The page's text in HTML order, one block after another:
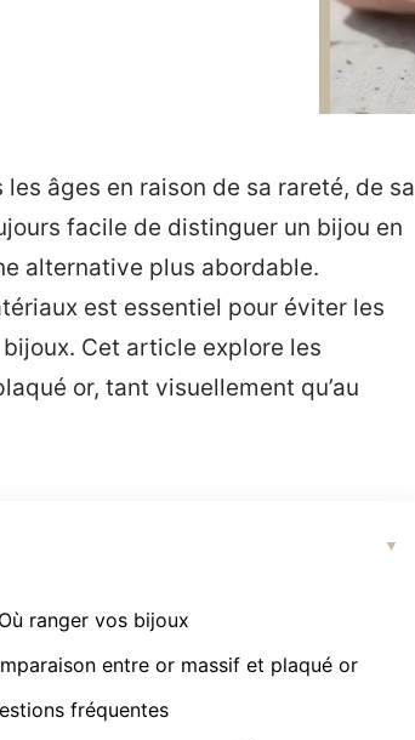
âges en raison de sa rareté, de sa
facile de distinguer un bijou en
alternative plus abordable.
est essentiel pour éviter les
Cet article explore les
or, tant visuellement qu’au
Où ranger vos bijoux
entre or massif et plaqué or
fréquentes